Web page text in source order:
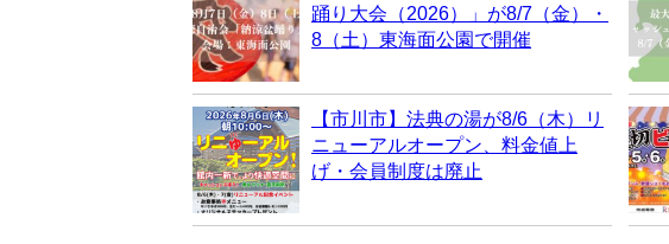
踊り大会（2026）」が8/7（金）・
8（土）東海面公園で開催
【市川市】法典の湯が8/6（木）リ
ニューアルオープン、料金値上
げ・会員制度は廃止